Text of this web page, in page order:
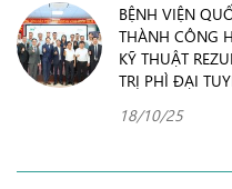
BỆNH VIỆN
THÀNH CÔNG
KỸ THUẬT
TRỊ PHÌ ĐẠI
18/10/25